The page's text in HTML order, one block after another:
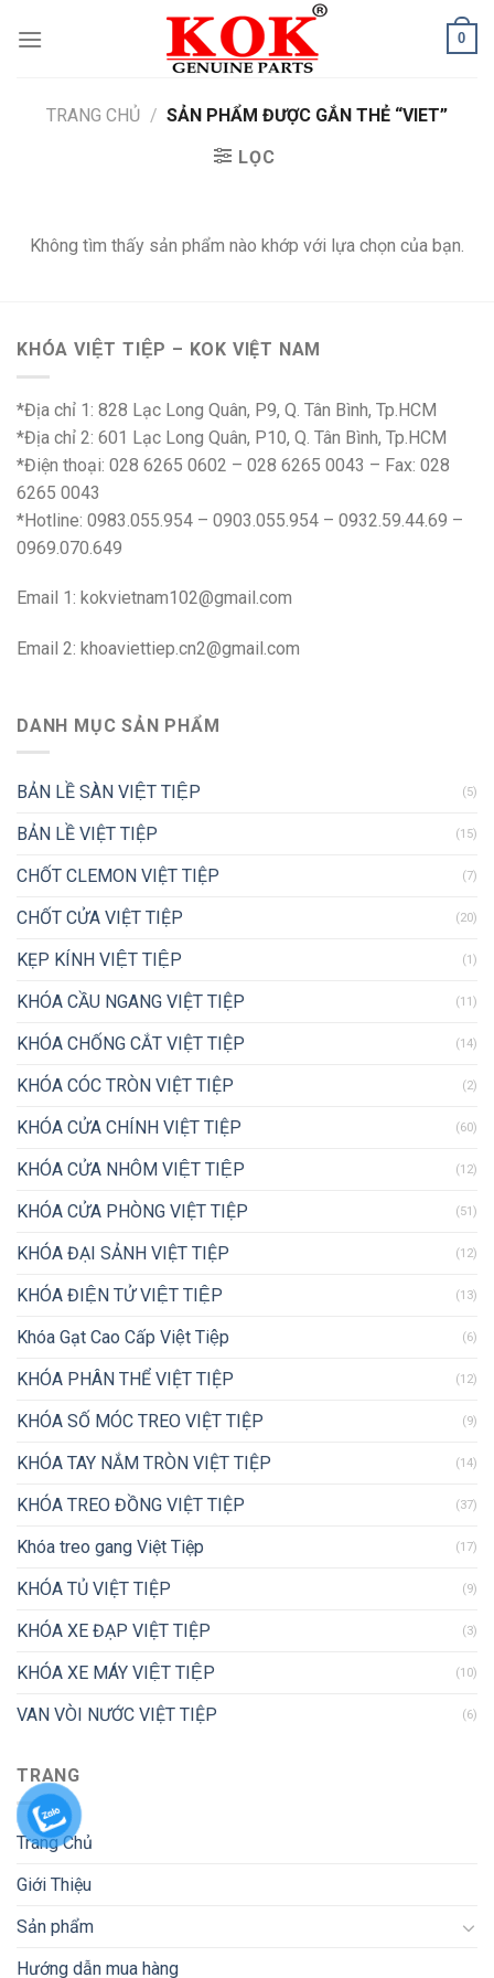
0
TRANG CHỦ / SẢN PHẨM ĐƯỢC GẮN THẺ “VIET”
LỌC
Không tìm thấy sản phẩm nào khớp với lựa chọn của bạn.
KHÓA VIỆT TIỆP – KOK VIỆT NAM
*Địa chỉ 1: 828 Lạc Long Quân, P9, Q. Tân Bình, Tp.HCM
*Địa chỉ 2: 601 Lạc Long Quân, P10, Q. Tân Bình, Tp.HCM
*Điện thoại: 028 6265 0602 – 028 6265 0043 – Fax: 028
6265 0043
*Hotline: 0983.055.954 – 0903.055.954 – 0932.59.44.69 –
0969.070.649
Email 1: kokvietnam102@gmail.com
Email 2: khoaviettiep.cn2@gmail.com
DANH MỤC SẢN PHẨM
BẢN LỀ SÀN VIỆT TIỆP (5)
BẢN LỀ VIỆT TIỆP (15)
CHỐT CLEMON VIỆT TIỆP (7)
CHỐT CỬA VIỆT TIỆP (20)
KẸP KÍNH VIỆT TIỆP (1)
KHÓA CẦU NGANG VIỆT TIỆP (11)
KHÓA CHỐNG CẮT VIỆT TIỆP (14)
KHÓA CÓC TRÒN VIỆT TIỆP (2)
KHÓA CỬA CHÍNH VIỆT TIỆP (60)
KHÓA CỬA NHÔM VIỆT TIỆP (12)
KHÓA CỬA PHÒNG VIỆT TIỆP (51)
KHÓA ĐẠI SẢNH VIỆT TIỆP (12)
KHÓA ĐIỆN TỬ VIỆT TIỆP (13)
Khóa Gạt Cao Cấp Việt Tiệp (6)
KHÓA PHÂN THỂ VIỆT TIỆP (12)
KHÓA SỐ MÓC TREO VIỆT TIỆP (9)
KHÓA TAY NẮM TRÒN VIỆT TIỆP (14)
KHÓA TREO ĐỒNG VIỆT TIỆP (37)
Khóa treo gang Việt Tiệp (17)
KHÓA TỦ VIỆT TIỆP (9)
KHÓA XE ĐẠP VIỆT TIỆP (3)
KHÓA XE MÁY VIỆT TIỆP (10)
VAN VÒI NƯỚC VIỆT TIỆP (6)
TRANG
Trang Chủ
Giới Thiệu
Sản phẩm
Hướng dẫn mua hàng